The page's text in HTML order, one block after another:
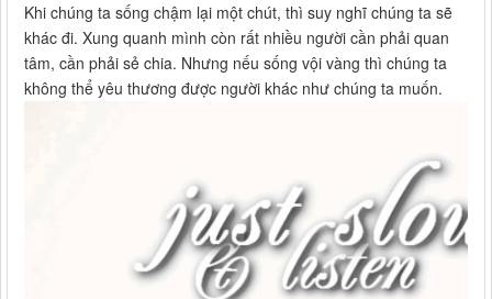
Khi chúng ta sống chậm lại một chút, thì suy nghĩ chúng ta sẽ
khác đi. Xung quanh mình còn rất nhiều người cần phải quan
tâm, cần phải sẻ chia. Nhưng nếu sống vội vàng thì chúng ta
không thể yêu thương được người khác như chúng ta muốn.